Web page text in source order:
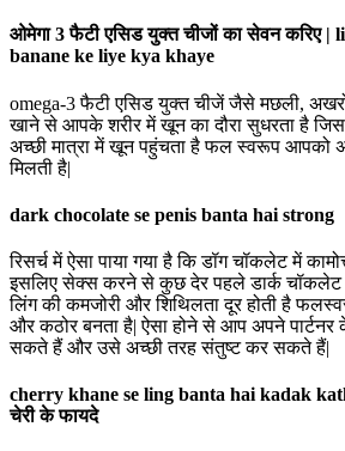
ओमेगा 3 फैटी एसिड युक्त चीजों का सेवन करिए
banane ke liye kya khaye
omega-3 फैटी एसिड युक्त चीजें जैसे मछली,
खाने से आपके शरीर में खून का दौरा सुधरता है
अच्छी मात्रा में खून पहुंचता है फल स्वरूप आपको
मिलती है|
dark chocolate se penis banta hai strong
रिसर्च में ऐसा पाया गया है कि डॉग चॉकलेट में
इसलिए सेक्स करने से कुछ देर पहले डार्क
लिंग की कमजोरी और शिथिलता दूर होती है
और कठोर बनता है| ऐसा होने से आप अपने
सकते हैं और उसे अच्छी तरह संतुष्ट कर सकते हैं|
cherry khane se ling banta hai kadak
चेरी के फायदे